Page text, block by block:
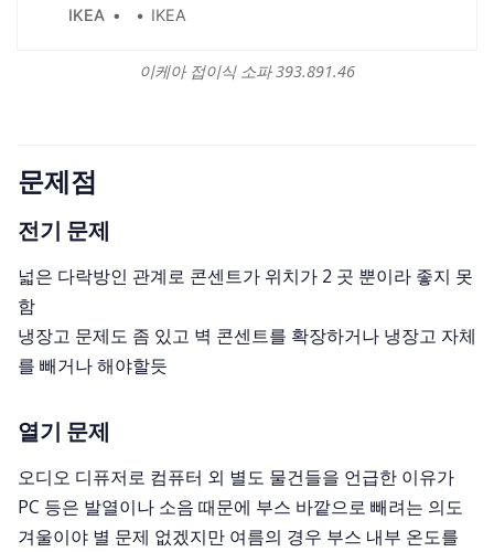
군나레드 원착 패브릭으로 제작되었습니다. 울과 같
분리하여 물세탁이 가능하기 때문에 오랫동안 깨끗
IKEA IKEA
이케아 접이식 소파 393.891.46
문제점
전기 문제
넓은 다락방인 관계로 콘센트가 위치가 2 곳 뿐이라 좋지 못
함
냉장고 문제도 좀 있고 벽 콘센트를 확장하거나 냉장고 자체
를 빼거나 해야할듯
열기 문제
오디오 디퓨저로 컴퓨터 외 별도 물건들을 언급한 이유가
PC 등은 발열이나 소음 때문에 부스 바깥으로 빼려는 의도
겨울이야 별 문제 없겠지만 여름의 경우 부스 내부 온도를